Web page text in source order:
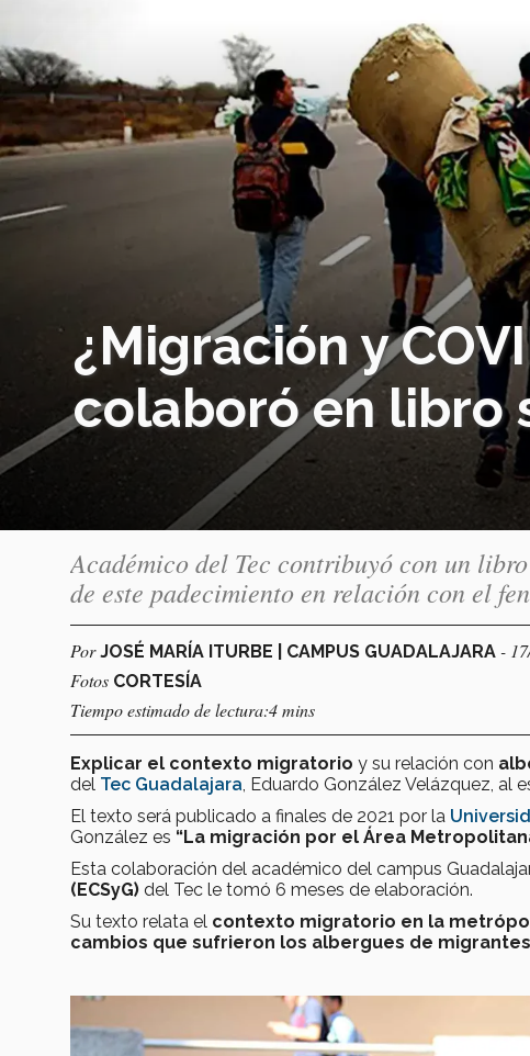
¿Migración y
colaboró en libro
Académico del Tec contribuyó con un
de este padecimiento en relación con el
PorJOSÉ MARÍA ITURBE | CAMPUS GUADALAJARA -
Fotos CORTESÍA
Tiempo estimado de lectura:4 mins
Explicar el contexto migratorio y su relación con
del Tec Guadalajara , Eduardo González Velázquez, al
El texto será publicado a finales de 2021 por la
González es “La migración por el Área
Esta colaboración del académico del campus
(ECSyG) del Tec le tomó 6 meses de elaboración.
Su texto relata el contexto migratorio en la
cambios que sufrieron los albergues de migrantes